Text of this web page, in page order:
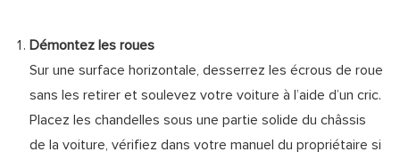
Démontez les roues
Sur une surface horizontale, desserrez les écrous de roue
sans les retirer et soulevez votre voiture à l’aide d’un cric.
Placez les chandelles sous une partie solide du châssis
de la voiture, vérifiez dans votre manuel du propriétaire si